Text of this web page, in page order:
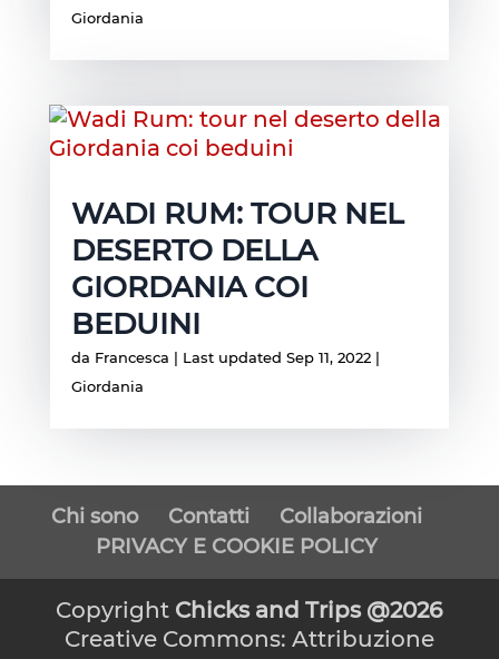
Giordania
WADI RUM: TOUR NEL
DESERTO DELLA
GIORDANIA COI
BEDUINI
da Francesca | Last updated Sep 11, 2022|
Giordania
Chi sono Contatti
Collaborazioni
PRIVACY E COOKIE POLICY
Copyright Chicks and Trips @2026
Creative Commons: Attribuzione